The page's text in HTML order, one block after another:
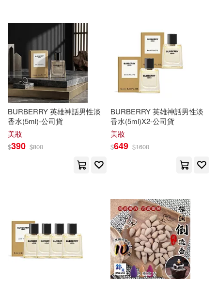
米倉穂香(17)
PRESTIGE PHOTOGENICS(16)
《小墨香書》編委會（主編）(16)
香月りお(16) NEXT(15)
ZIG(15) digi-gra.net(15)
中國中醫藥出版社(38)
中國農業科學技術出版社(38)
中國醫藥科技出版社(38)
崧燁文化(38)
PCuSER電腦人文化(37)
江蘇鳳凰文藝出版社(37)
河南科學技術出版社(37)
華中科技大學出版社(37)
BURBERRY 英雄神話男性淡
香水(5ml)-公司貨
美妝
$390 $800
BURBERRY 英雄神話男性淡
香水(5ml)X2-公司貨
美妝
$649 $1600